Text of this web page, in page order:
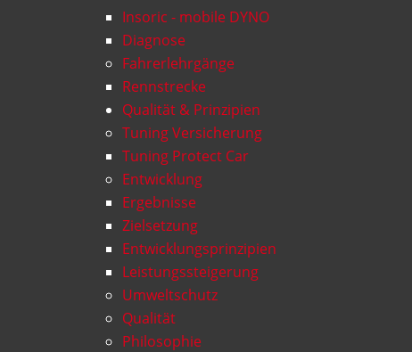
Insoric - mobile DYNO
Diagnose
Fahrerlehrgänge
Rennstrecke
Qualität & Prinzipien
Tuning Versicherung
Tuning Protect Car
Entwicklung
Ergebnisse
Zielsetzung
Entwicklungsprinzipien
Leistungssteigerung
Umweltschutz
Qualität
Philosophie